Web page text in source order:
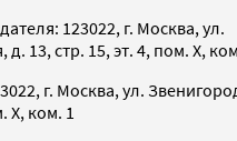
123022, г. Москва, ул.
13, стр. 15, эт. 4, пом. X,
г. Москва, ул.
X, ком. 1